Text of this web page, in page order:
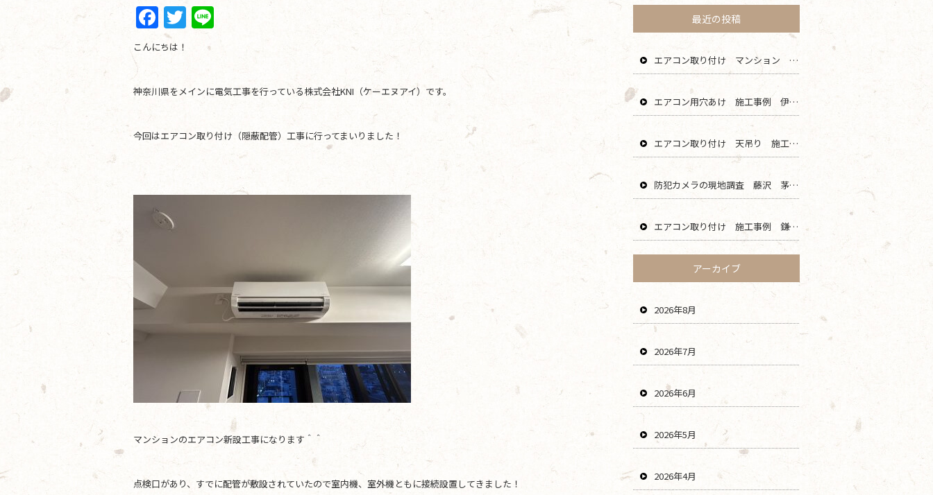
F
a
c
e
b
o
o
T
w
er
こんにちは！
神奈川県をメインに電気工事を行っている株式会社KNI（ケーエヌアイ）です。
今回はエアコン取り付け（隠蔽配管）工事に行ってまいりました！
マンションのエアコン新設工事になります＾＾
点検口があり、すでに配管が敷設されていたので室内機、室外機ともに接続設置してきました！
最近の投稿
エアコン取り付け マンション 鎌倉 逗子 藤沢 横浜 エリア
エアコン用穴あけ 施工事例 伊勢原 秦野 平塚 二宮 エリア
エアコン取り付け 天吊り 施工事例 海老名 厚木 大和 綾瀬 エリア
防犯カメラの現地調査 藤沢 茅ヶ崎 平塚 寒川 エリア
エアコン取り付け 施工事例 鎌倉 横浜 葉山 逗子 川崎 エリア
アーカイブ
2026年8月
2026年7月
2026年6月
2026年5月
2026年4月